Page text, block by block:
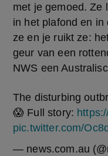
met je gemoed. Ze
in het plafond en
ze en je ruikt ze:
geur van een
NWS een
The disturbing
😱 Full story:
pic.twitter.com/
— news.com.au